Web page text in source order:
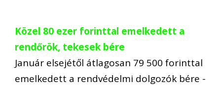
Közel 80 ezer forinttal emelkedett a
rendőrök, tekesek bére
Január elsejétől átlagosan 79 500 forinttal
emelkedett a rendvédelmi dolgozók bére -